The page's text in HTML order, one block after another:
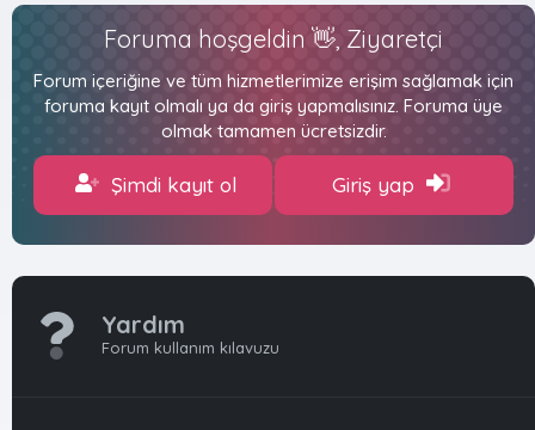
Foruma hoşgeldin 👋, Ziyaretçi
Forum içeriğine ve tüm hizmetlerimize erişim sağlamak için
foruma kayıt olmalı ya da giriş yapmalısınız. Foruma üye
olmak tamamen ücretsizdir.
Şimdi kayıt ol Giriş yap
Yardım
Forum kullanım kılavuzu